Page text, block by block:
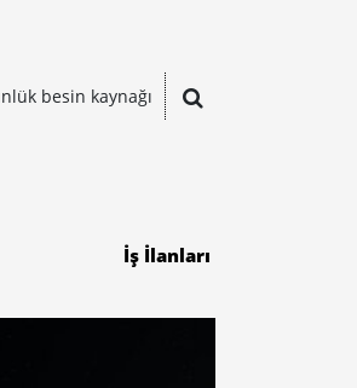
besin kaynağı
İş İlanları